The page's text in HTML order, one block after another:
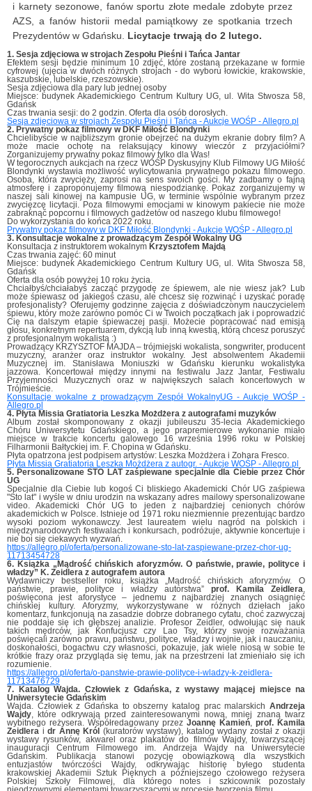
i karnety sezonowe, fanów sportu złote medale zdobyte przez
AZS, a fanów historii medal pamiątkowy ze spotkania trzech
Prezydentów w Gdańsku. Licytacje trwają do 2 lutego.
1. Sesja zdjęciowa w strojach Zespołu Pieśni i Tańca Jantar
Efektem sesji będzie minimum 10 zdjęć, które zostaną przekazane w formie
cyfrowej (ujęcia w dwóch różnych strojach - do wyboru łowickie, krakowskie,
kaszubskie, lubelskie, rzeszowskie).
Sesja zdjęciowa dla pary lub jednej osoby
Miejsce: budynek Akademickiego Centrum Kultury UG, ul. Wita Stwosza 58,
Gdańsk
Czas trwania sesji: do 2 godzin. Oferta dla osób dorosłych.
Sesja zdjęciowa w strojach Zespołu Pieśni i Tańca - Aukcje WOŚP - Allegro.pl
2. Prywatny pokaz filmowy w DKF Miłość Blondynki
Chcielibyście w najbliższym gronie obejrzeć na dużym ekranie dobry film? A
może macie ochotę na relaksujący kinowy wieczór z przyjaciółmi?
Zorganizujemy prywatny pokaz filmowy tylko dla Was!
W tegorocznych aukcjach na rzecz WOŚP Dyskusyjny Klub Filmowy UG Miłość
Blondynki wystawia możliwość wylicytowania prywatnego pokazu filmowego.
Osoba, która zwycięży, zaprosi na sens swoich gości. My zadbamy o fajną
atmosferę i zaproponujemy filmową niespodziankę. Pokaz zorganizujemy w
naszej sali kinowej na kampusie UG, w terminie wspólnie wybranym przez
zwycięzcę licytacji. Poza filmowymi emocjami w kinowym pakiecie nie może
zabraknąć popcornu i filmowych gadżetów od naszego klubu filmowego!
Do wykorzystania do końca 2022 roku.
Prywatny pokaz filmowy w DKF Miłość Blondynki - Aukcje WOŚP - Allegro.pl
3. Konsultacje wokalne z prowadzącym Zespół Wokalny UG
Konsultacja z instruktorem wokalnym Krzysztofem Majdą
Czas trwania zajęć: 60 minut
Miejsce: budynek Akademickiego Centrum Kultury UG, ul. Wita Stwosza 58,
Gdańsk
Oferta dla osób powyżej 10 roku życia.
Chciałbyś/chciałabyś zacząć przygodę ze śpiewem, ale nie wiesz jak? Lub
może śpiewasz od jakiegoś czasu, ale chcesz się rozwinąć i uzyskać poradę
profesjonalisty? Oferujemy godzinne zajęcia z doświadczonym nauczycielem
śpiewu, który może zarówno pomóc Ci w Twoich początkach jak i poprowadzić
Cię na dalszym etapie śpiewaczej pasji. Możecie popracować nad emisją
głosu, konkretnym repertuarem, dykcją lub inną kwestią, którą chcesz poruszyć
z profesjonalnym wokalistą :)
Prowadzący KRZYSZTOF MAJDA – trójmiejski wokalista, songwriter, producent
muzyczny, aranżer oraz instruktor wokalny. Jest absolwentem Akademii
Muzycznej im. Stanisława Moniuszki w Gdańsku kierunku wokalistyka
jazzowa. Koncertował między innymi na festiwalu Jazz Jantar, Festiwalu
Przyjemności Muzycznych oraz w największych salach koncertowych w
Trójmieście.
Konsultacje wokalne z prowadzącym Zespół WokalnyUG - Aukcje WOŚP -
Allegro.pl
4. Płyta Missia Gratiatoria Leszka Możdżera z autografami muzyków
Album został skomponowany z okazji jubileuszu 35-lecia Akademickiego
Chóru Uniwersytetu Gdańskiego, a jego prapremierowe wykonanie miało
miejsce w trakcie koncertu galowego 16 września 1996 roku w Polskiej
Filharmonii Bałtyckiej im. F. Chopina w Gdańsku.
Płyta opatrzona jest podpisem artystów: Leszka Możdżera i Zohara Fresco.
Płyta Missia Gratiatoria Leszka Możdżera z autogr. - Aukcje WOŚP - Allegro.pl
5. Personalizowane STO LAT zaśpiewane specjalnie dla Ciebie przez Chór
UG
Specjalnie dla Ciebie lub kogoś Ci bliskiego Akademicki Chór UG zaśpiewa
"Sto lat" i wyśle w dniu urodzin na wskazany adres mailowy spersonalizowane
video. Akademicki Chór UG to jeden z najbardziej cenionych chórów
akademickich w Polsce. Istnieje od 1971 roku niezmiennie prezentując bardzo
wysoki poziom wykonawczy. Jest laureatem wielu nagród na polskich i
międzynarodowych festiwalach i konkursach, podróżuje, aktywnie koncertuje i
nie boi się ciekawych wyzwań.
https://allegro.pl/oferta/personalizowane-sto-lat-zaspiewane-przez-chor-ug-
11713454728
6. Książka „Mądrość chińskich aforyzmów. O państwie, prawie, polityce i
władzy” K. Zeidlera z autografem autora
Wydawniczy bestseller roku, książka „Mądrość chińskich aforyzmów. O
państwie, prawie, polityce i władzy autorstwa” prof. Kamila Zeidlera,
poświęcona jest aforystyce – jednemu z najbardziej znanych osiągnięć
chińskiej kultury. Aforyzmy, wykorzystywane w różnych dziełach jako
komentarz, funkcjonują na zasadzie dobrze dobranego cytatu, choć zazwyczaj
nie poddaje się ich głębszej analizie. Profesor Zeidler, odwołując się nauk
takich mędrców, jak Konfucjusz czy Lao Tsy, którzy swoje rozważania
poświęcali zarówno prawu, państwu, polityce, władzy i wojnie, jak i nauczaniu,
doskonałości, bogactwu czy własności, pokazuje, jak wiele niosą w sobie te
krótkie frazy oraz przygląda się temu, jak na przestrzeni lat zmieniało się ich
rozumienie.
https://allegro.pl/oferta/o-panstwie-prawie-polityce-i-wladzy-k-zeidlera-
11713476729
7. Katalog Wajda. Człowiek z Gdańska, z wystawy mającej miejsce na
Uniwersytecie Gdańskim
Wajda. Człowiek z Gdańska to obszerny katalog prac malarskich Andrzeja
Wajdy, które odkrywają przed zainteresowanymi nową, mniej znaną twarz
wybitnego reżysera. Współredagowany przez Joannę Kamień, prof. Kamila
Zeidlera idr Annę Król (kuratorów wystawy), katalog wydany został z okazji
wystawy rysunków, akwarel oraz plakatów do filmów Wajdy, towarzyszącej
inauguracji Centrum Filmowego im. Andrzeja Wajdy na Uniwersytecie
Gdańskim. Publikacja stanowi pozycję obowiązkową dla wszystkich
entuzjastów twórczości Wajdy, odkrywając historię byłego studenta
krakowskiej Akademii Sztuk Pięknych a późniejszego czołowego reżysera
Polskiej Szkoły Filmowej, dla którego notes i szkicownik pozostały